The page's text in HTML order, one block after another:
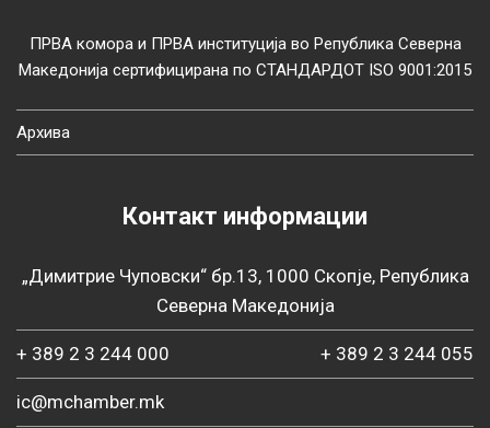
ПРВА комора и ПРВА институција во Република Северна
Македонија сертифицирана по СТАНДАРДОТ ISO 9001:2015
Архива
Контакт информации
„Димитрие Чуповски“ бр.13, 1000 Скопје, Република
Северна Македонија
+ 389 2 3 244 000 + 389 2 3 244 055
ic@mchamber.mk